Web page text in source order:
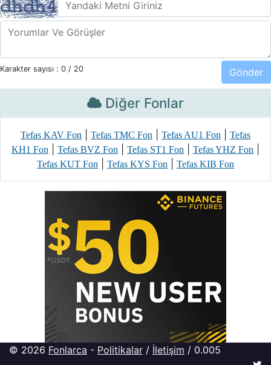
Karakter sayısı : 0 / 20
Diğer Fonlar
Tefas KAV Fon Tefas TMC Fon Tefas AU1 Fon
Tefas
KH1 Fon
Tefas BVZ Fon Tefas ST1 Fon Tefas YHZ Fon
Tefas KUT Fon Tefas KYS Fon Tefas KIB Fon
© 2026 Fonlarca - Politikalar / İletişim / 0.005